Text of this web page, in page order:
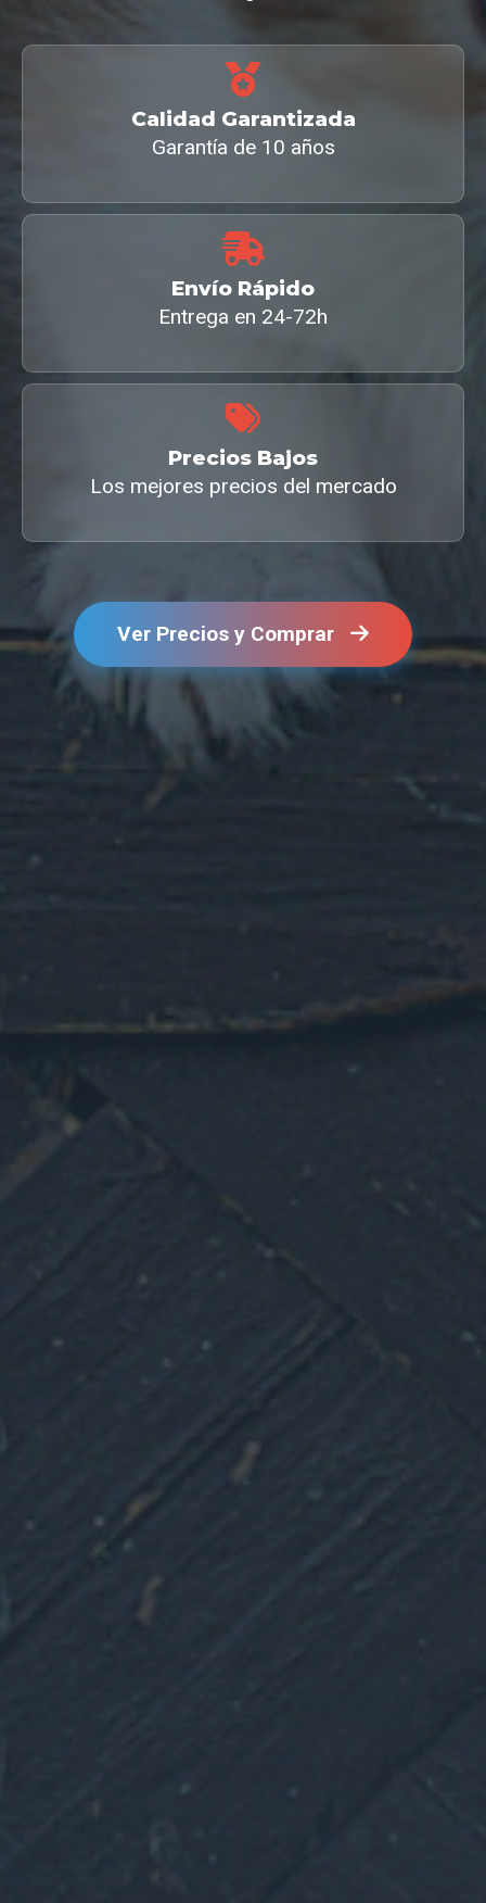
Calidad Garantizada
Garantía de 10 años
Envío Rápido
Entrega en 24-72h
Precios Bajos
Los mejores precios del mercado
Ver Precios y Comprar